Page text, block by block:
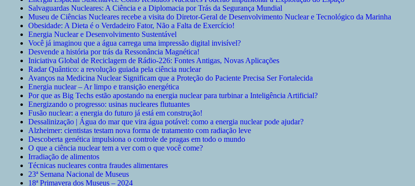
Salvaguardas Nucleares: A Ciência e a Diplomacia por Trás da Segurança Mundial
Museu de Ciências Nucleares recebe a visita do Diretor-Geral de Desenvolvimento Nuclear e Tecnológico da Marinha
Obesidade: A Dieta é o Verdadeiro Fator, Não a Falta de Exercício!
Energia Nuclear e Desenvolvimento Sustentável
Você já imaginou que a água carrega uma impressão digital invisível?
Desvende a história por trás da Ressonância Magnética!
Iniciativa Global de Reciclagem de Rádio-226: Fontes Antigas, Novas Aplicações
Radar Quântico: a revolução guiada pela ciência nuclear
Avanços na Medicina Nuclear Significam que a Proteção do Paciente Precisa Ser Fortalecida
Energia nuclear – Ar limpo e transição energética
Por que as Big Techs estão apostando na energia nuclear para turbinar a Inteligência Artificial?
Energizando o progresso: usinas nucleares flutuantes
Fusão nuclear: a energia do futuro já está em construção!
Dessalinização | Água do mar que vira água potável: como a energia nuclear pode ajudar?
Alzheimer: cientistas testam nova forma de tratamento com radiação leve
Descoberta genética impulsiona o controle de pragas em todo o mundo
O que a ciência nuclear tem a ver com o que você come?
Irradiação de alimentos
Técnicas nucleares contra fraudes alimentares
23ª Semana Nacional de Museus
18ª Primavera dos Museus – 2024